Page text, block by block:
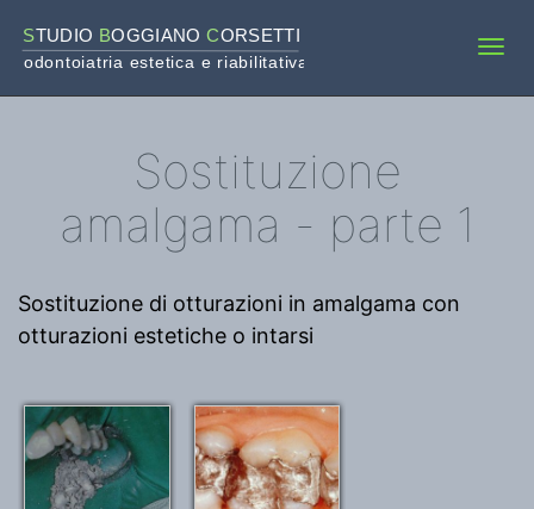
STUDIO BOGGIANO CORSETTI
odontoiatria estetica e riabilitativa
Sostituzione
amalgama - parte 1
Sostituzione di otturazioni in amalgama con
otturazioni estetiche o intarsi